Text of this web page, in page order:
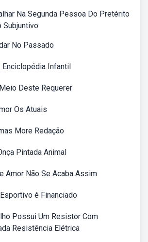
Na Segunda Pessoa Do Pretérito
Subjuntivo
No Passado
Enciclopédia Infantil
Deste Requerer
Os Atuais
More Redação
Pintada Animal
Amor Não Se Acaba Assim
é Financiado
Possui Um Resistor Com
Resistência Elétrica